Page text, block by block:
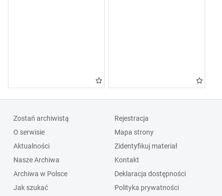
Zostań archiwistą
O serwisie
Aktualności
Nasze Archiwa
Archiwa w Polsce
Jak szukać
Rejestracja
Mapa strony
Zidentyfikuj materiał
Kontakt
Deklaracja dostępności
Polityka prywatności